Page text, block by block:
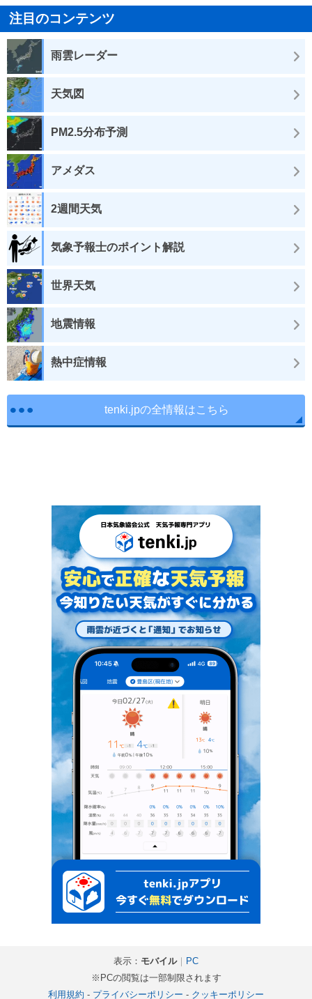
注目のコンテンツ
雨雲レーダー
天気図
PM2.5分布予測
アメダス
2週間天気
気象予報士のポイント解説
世界天気
地震情報
熱中症情報
tenki.jpの全情報はこちら
表示： モバイル｜ PC
※PCの閲覧は一部制限されます
利用規約 - プライバシーポリシー - クッキーポリシー